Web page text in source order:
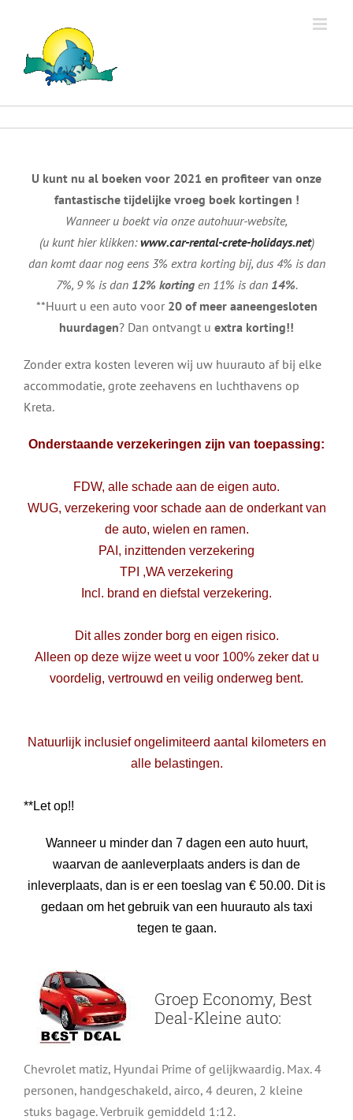
inhoud
U kunt nu al boeken voor 2021 en profiteer van onze
fantastische tijdelijke vroeg boek kortingen !
Wanneer u boekt via onze autohuur-website,
(u kunt hier klikken: www.car-rental-crete-holidays.net)
dan komt daar nog eens 3% extra korting bij, dus 4% is dan
7%, 9 % is dan 12% korting en 11% is dan 14%.
**Huurt u een auto voor 20 of meer aaneengesloten
huurdagen? Dan ontvangt u extra korting!!
Zonder extra kosten leveren wij uw huurauto af bij elke
accommodatie, grote zeehavens en luchthavens op
Kreta.
Onderstaande verzekeringen zijn van toepassing:
FDW, alle schade aan de eigen auto.
WUG, verzekering voor schade aan de onderkant van
de auto, wielen en ramen.
PAI, inzittenden verzekering
TPI ,WA verzekering
Incl. brand en diefstal verzekering.
Dit alles zonder borg en eigen risico.
Alleen op deze wijze weet u voor 100% zeker dat u
voordelig, vertrouwd en veilig onderweg bent.
Natuurlijk inclusief ongelimiteerd aantal kilometers en
alle belastingen.
**Let op!!
Wanneer u minder dan 7 dagen een auto huurt,
waarvan de aanleverplaats anders is dan de
inleverplaats, dan is er een toeslag van € 50.00. Dit is
gedaan om het gebruik van een huurauto als taxi
tegen te gaan.
Groep Economy, Best
Deal-Kleine auto:
Chevrolet matiz, Hyundai Prime of gelijkwaardig. Max. 4
personen, handgeschakeld, airco, 4 deuren, 2 kleine
stuks bagage. Verbruik gemiddeld 1:12.